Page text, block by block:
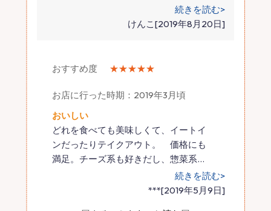
続きを読む>
けんこ[2019年8月20日]
おすすめ度 ★★★★★
お店に行った時期：2019年3月頃
おいしい
どれを食べても美味しくて、イートイ
ンだったりテイクアウト。 価格にも
満足。チーズ系も好きだし、惣菜系…
続きを読む>
***[2019年5月9日]